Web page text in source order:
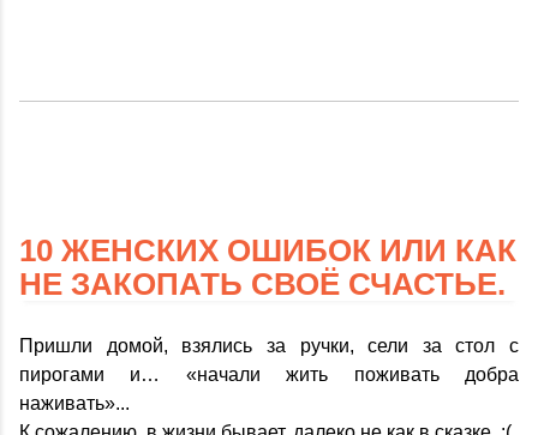
10 ЖЕНСКИХ ОШИБОК ИЛИ КАК
НЕ ЗАКОПАТЬ СВОЁ СЧАСТЬЕ.
Пришли домой, взялись за ручки, сели за стол с
пирогами и… «начали жить поживать добра
наживать»...